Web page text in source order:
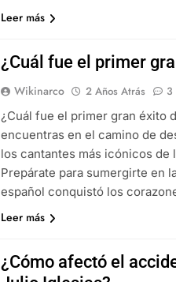
Leer más
¿Cuál fue el primer
Wikinarco 2 Años Atrás 3
¿Cuál fue el primer gran éxito
encuentras en el camino de
los cantantes más icónicos de
Prepárate para sumergirte en
español conquistó los
Leer más
¿Cómo afectó el